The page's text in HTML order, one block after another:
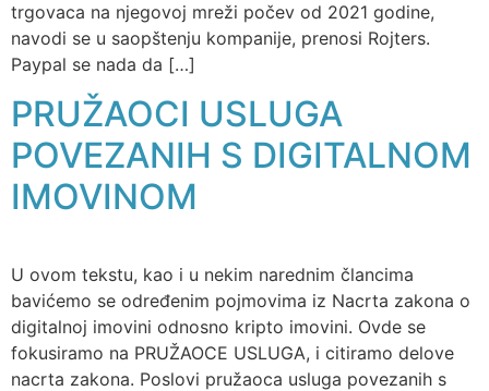
trgovaca na njegovoj mreži počev od 2021 godine,
navodi se u saopštenju kompanije, prenosi Rojters.
Paypal se nada da […]
PRUŽAOCI USLUGA
POVEZANIH S DIGITALNOM
IMOVINOM
U ovom tekstu, kao i u nekim narednim člancima
bavićemo se određenim pojmovima iz Nacrta zakona o
digitalnoj imovini odnosno kripto imovini. Ovde se
fokusiramo na PRUŽAOCE USLUGA, i citiramo delove
nacrta zakona. Poslovi pružaoca usluga povezanih s